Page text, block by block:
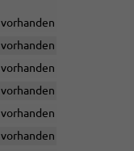
vorhanden
vorhanden
vorhanden
vorhanden
vorhanden
vorhanden